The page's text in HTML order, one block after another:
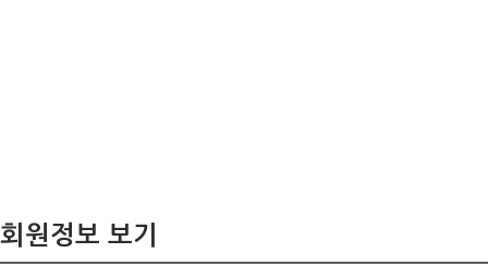
회원정보 보기